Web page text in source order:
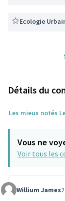
Ecologie
Détails du
Les mieux notés
Vous ne
Voir tous les
Commentaire
Willium James